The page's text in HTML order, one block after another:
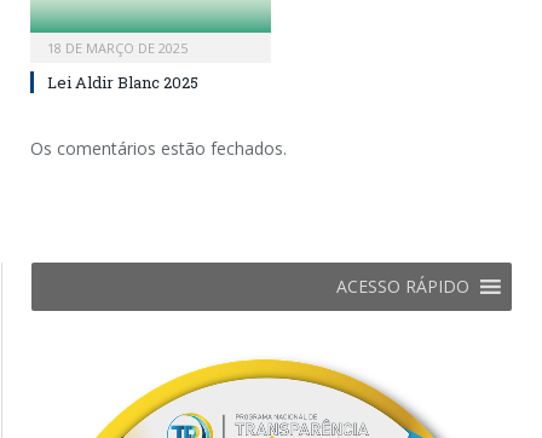
18 DE MARÇO DE 2025
Lei Aldir Blanc 2025
Os comentários estão fechados.
ACESSO RÁPIDO